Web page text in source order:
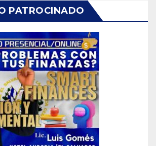
PATROCINADO